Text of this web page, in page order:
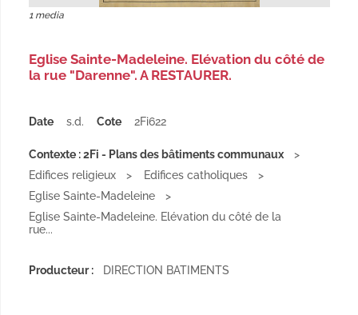
1 media
Eglise Sainte-Madeleine. Elévation du côté de
la rue "Darenne". A RESTAURER.
Date s.d. Cote 2Fi622
Contexte : 2Fi - Plans des bâtiments communaux
Edifices religieux
Edifices catholiques
Eglise Sainte-Madeleine
Eglise Sainte-Madeleine. Elévation du côté de la
rue...
Producteur : DIRECTION BATIMENTS